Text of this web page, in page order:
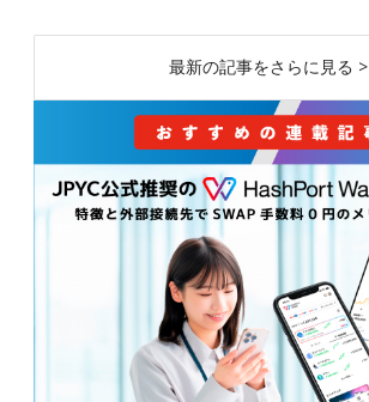
最新の記事をさらに見る >